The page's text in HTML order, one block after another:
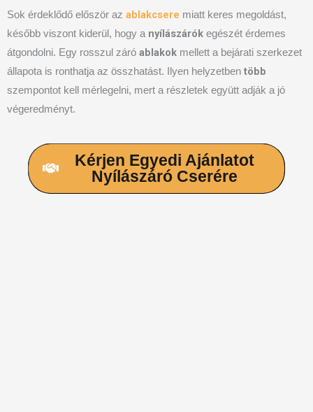
Sok érdeklődő először az ablakcsere miatt keres megoldást,
később viszont kiderül, hogy a nyílászárók egészét érdemes
átgondolni. Egy rosszul záró ablakok mellett a bejárati szerkezet
állapota is ronthatja az összhatást. Ilyen helyzetben több
szempontot kell mérlegelni, mert a részletek együtt adják a jó
végeredményt.
Kérjen Egyedi Ajánlatot
Nyílászáró Cserére